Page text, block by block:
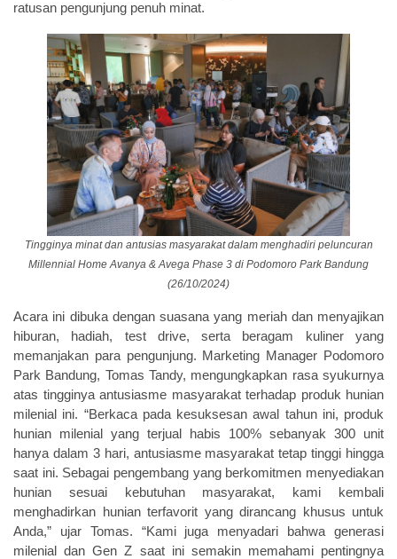
ratusan pengunjung penuh minat.
Tingginya minat dan antusias masyarakat dalam menghadiri peluncuran
Millennial Home Avanya & Avega Phase 3 di Podomoro Park Bandung
(26/10/2024)
Acara ini dibuka dengan suasana yang meriah dan menyajikan
hiburan, hadiah, test drive, serta beragam kuliner yang
memanjakan para pengunjung. Marketing Manager Podomoro
Park Bandung, Tomas Tandy, mengungkapkan rasa syukurnya
atas tingginya antusiasme masyarakat terhadap produk hunian
milenial ini. “Berkaca pada kesuksesan awal tahun ini, produk
hunian milenial yang terjual habis 100% sebanyak 300 unit
hanya dalam 3 hari, antusiasme masyarakat tetap tinggi hingga
saat ini. Sebagai pengembang yang berkomitmen menyediakan
hunian sesuai kebutuhan masyarakat, kami kembali
menghadirkan hunian terfavorit yang dirancang khusus untuk
Anda,” ujar Tomas. “Kami juga menyadari bahwa generasi
milenial dan Gen Z saat ini semakin memahami pentingnya